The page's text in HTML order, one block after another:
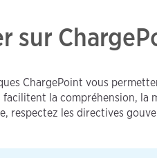
sur
ChargePoint vous
la compréhension,
respectez les directives